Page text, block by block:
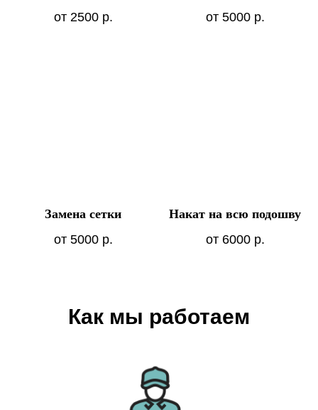
от 2500 р.
от 5000 р.
Замена сетки
от 5000 р.
Накат на всю подошву
от 6000 р.
Как мы работаем